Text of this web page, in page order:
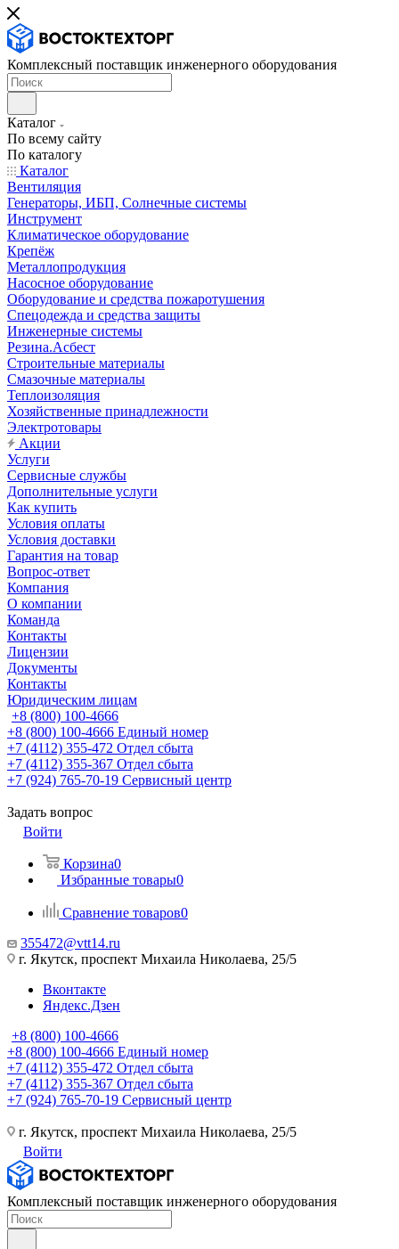
Комплексный поставщик инженерного оборудования
Каталог
По всему сайту
По каталогу
Каталог
Вентиляция
Генераторы, ИБП, Солнечные системы
Инструмент
Климатическое оборудование
Крепёж
Металлопродукция
Насосное оборудование
Оборудование и средства пожаротушения
Спецодежда и средства защиты
Инженерные системы
Резина.Асбест
Строительные материалы
Смазочные материалы
Теплоизоляция
Хозяйственные принадлежности
Электротовары
Акции
Услуги
Сервисные службы
Дополнительные услуги
Как купить
Условия оплаты
Условия доставки
Гарантия на товар
Вопрос-ответ
Компания
О компании
Команда
Контакты
Лицензии
Документы
Контакты
Юридическим лицам
+8 (800) 100-4666
+8 (800) 100-4666 Единый номер
+7 (4112) 355-472 Отдел сбыта
+7 (4112) 355-367 Отдел сбыта
+7 (924) 765-70-19 Сервисный центр
Задать вопрос
Войти
Корзина0
Избранные товары0
Сравнение товаров0
355472@vtt14.ru
г. Якутск, проспект Михаила Николаева, 25/5
Вконтакте
Яндекс.Дзен
+8 (800) 100-4666
+8 (800) 100-4666 Единый номер
+7 (4112) 355-472 Отдел сбыта
+7 (4112) 355-367 Отдел сбыта
+7 (924) 765-70-19 Сервисный центр
г. Якутск, проспект Михаила Николаева, 25/5
Войти
Комплексный поставщик инженерного оборудования